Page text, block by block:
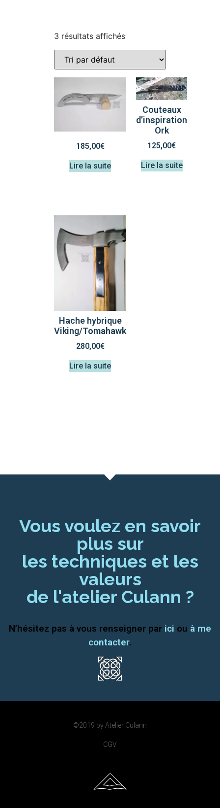
3 résultats affichés
185,00€
Lire la suite
Couteaux
d’inspiration
Ork
125,00€
Lire la suite
Hache hybrique
Viking/Tomahawk
280,00€
Lire la suite
Vous voulez en savoir
plus sur
les techniques et les
valeurs
de l'atelier Culann ?
N’hésitez pas à vous renseigner par ici ou à me
contacter.
©2019 by Atelier Culann
CGV